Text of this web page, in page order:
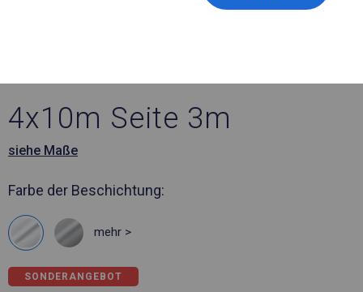
4x10m Seite 3m
siehe Maße
Farbe der Beschichtung:
mehr >
SONDERANGEBOT